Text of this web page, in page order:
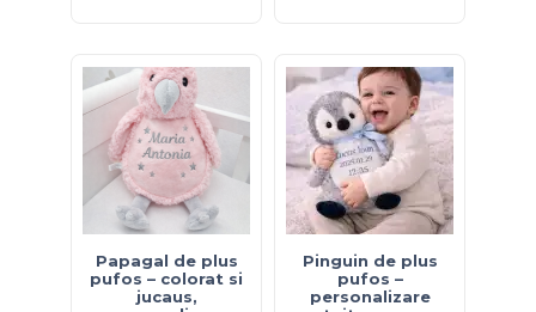
Papagal de plus
pufos – colorat si
jucaus,
Pinguin de plus
pufos –
personalizare